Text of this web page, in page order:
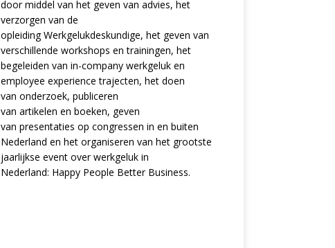
door middel van het geven van advies, het
verzorgen van de
opleidingWerkgelukdeskundige, het geven van
verschillende workshops en trainingen, het
begeleiden van in-company werkgeluk en
employee experiencetrajecten, het doen
van onderzoek, publiceren
van artikelen en boeken, geven
van presentaties op congressen in en buiten
Nederland en het organiseren van het grootste
jaarlijkse event over werkgeluk in
Nederland: Happy People Better Business.